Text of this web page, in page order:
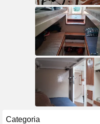
Categoria